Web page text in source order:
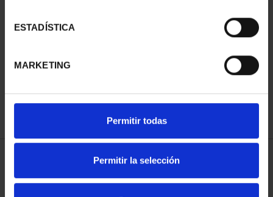
ESTADÍSTICA
MARKETING
Permitir todas
Permitir la selección
BICENTENARIO PRADO
1.245,00 €